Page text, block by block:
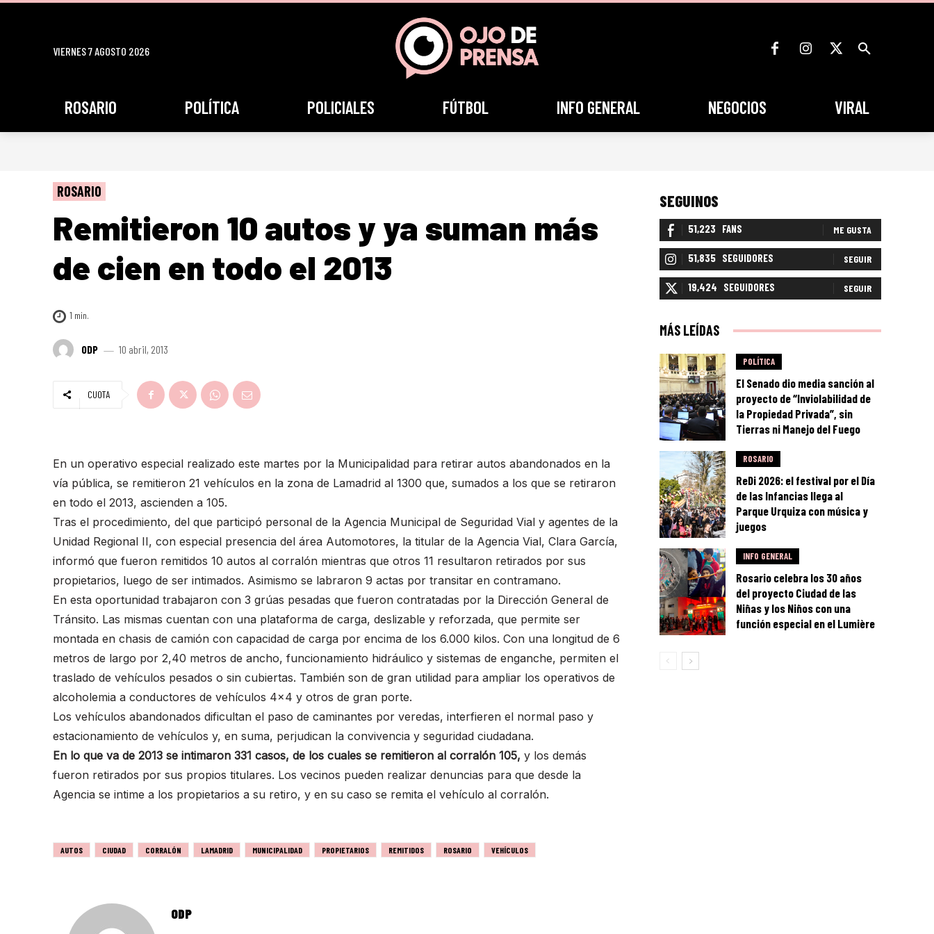
VIERNES 7 AGOSTO 2026
ROSARIO POLÍTICA POLICIALES FÚTBOL INFO GENERAL NEGOCIOS VIRAL
ROSARIO
Remitieron 10 autos y ya suman más
de cien en todo el 2013
1 min.
ODP 10 abril, 2013
CUOTA
En un operativo especial realizado este martes por la Municipalidad para retirar autos abandonados en la
vía pública, se remitieron 21 vehículos en la zona de Lamadrid al 1300 que, sumados a los que se retiraron
en todo el 2013, ascienden a 105.
Tras el procedimiento, del que participó personal de la Agencia Municipal de Seguridad Vial y agentes de la
Unidad Regional II, con especial presencia del área Automotores, la titular de la Agencia Vial, Clara García,
informó que fueron remitidos 10 autos al corralón mientras que otros 11 resultaron retirados por sus
propietarios, luego de ser intimados. Asimismo se labraron 9 actas por transitar en contramano.
En esta oportunidad trabajaron con 3 grúas pesadas que fueron contratadas por la Dirección General de
Tránsito. Las mismas cuentan con una plataforma de carga, deslizable y reforzada, que permite ser
montada en chasis de camión con capacidad de carga por encima de los 6.000 kilos. Con una longitud de 6
metros de largo por 2,40 metros de ancho, funcionamiento hidráulico y sistemas de enganche, permiten el
traslado de vehículos pesados o sin cubiertas. También son de gran utilidad para ampliar los operativos de
alcoholemia a conductores de vehículos 4×4 y otros de gran porte.
Los vehículos abandonados dificultan el paso de caminantes por veredas, interfieren el normal paso y
estacionamiento de vehículos y, en suma, perjudican la convivencia y seguridad ciudadana.
En lo que va de 2013 se intimaron 331 casos, de los cuales se remitieron al corralón 105, y los demás
fueron retirados por sus propios titulares. Los vecinos pueden realizar denuncias para que desde la
Agencia se intime a los propietarios a su retiro, y en su caso se remita el vehículo al corralón.
AUTOS CIUDAD CORRALÓN LAMADRID MUNICIPALIDAD PROPIETARIOS REMITIDOS ROSARIO VEHÍCULOS
ODP
SEGUINOS
51,223 FANS ME GUSTA
51,835 SEGUIDORES SEGUIR
19,424 SEGUIDORES SEGUIR
MÁS LEÍDAS
POLÍTICA
El Senado dio media sanción al
proyecto de “Inviolabilidad de
la Propiedad Privada”, sin
Tierras ni Manejo del Fuego
ROSARIO
ReDi 2026: el festival por el Día
de las Infancias llega al
Parque Urquiza con música y
juegos
INFO GENERAL
Rosario celebra los 30 años
del proyecto Ciudad de las
Niñas y los Niños con una
función especial en el Lumière